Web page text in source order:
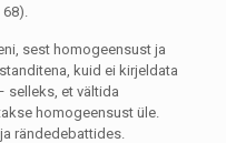
68).
sest homogeensust ja
kuid ei kirjeldata
selleks, et vältida
homogeensust üle.
rändedebattides.